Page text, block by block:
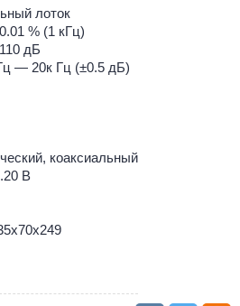
лоток
% (1 кГц)
дБ
— 20к Гц (±0.5 дБ)
коаксиальный
В